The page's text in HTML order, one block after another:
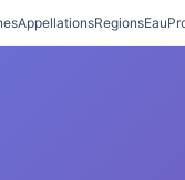
AppellationsRegionsEau